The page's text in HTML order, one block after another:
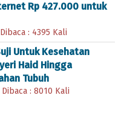
Rp 427.000 untuk
: 4395 Kali
Untuk Kesehatan
Haid Hingga
Tubuh
: 8010 Kali